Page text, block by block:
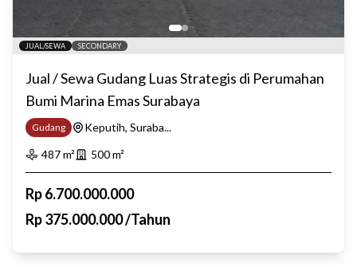
JUAL/SEWA SECONDARY
Jual / Sewa Gudang Luas Strategis di Perumahan
Bumi Marina Emas Surabaya
Gudang
Keputih, Suraba...
487m² 500m²
Rp6.700.000.000
Rp375.000.000/Tahun